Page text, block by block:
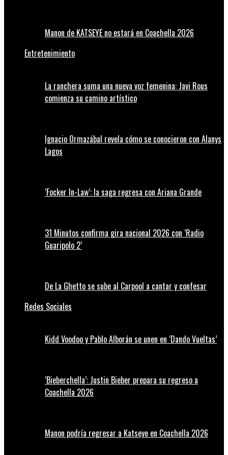
Manon de KATSEYE no estará en Coachella 2026
Entretenimiento
La ranchera suma una nueva voz femenina: Javi Rous
comienza su camino artístico
Ignacio Ormazábal revela cómo se conocieron con Alanys
Lagos
‘Focker In-Law’: la saga regresa con Ariana Grande
31 Minutos confirma gira nacional 2026 con ‘Radio
Guaripolo 2’
De La Ghetto se sube al Carpool a cantar y confesar
Redes Sociales
Kidd Voodoo y Pablo Alborán se unen en ‘Dando Vueltas’
‘Bieberchella’: Justin Bieber prepara su regreso a
Coachella 2026
Manon podría regresar a Katseye en Coachella 2026